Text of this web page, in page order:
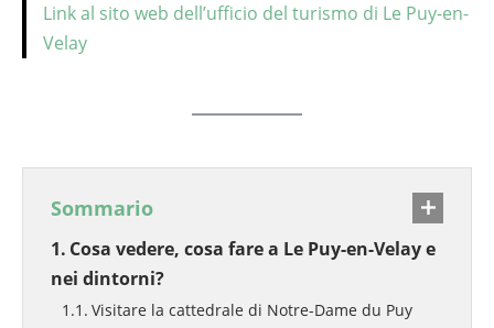
Link al sito web dell’ufficio del turismo di Le Puy-en-
Velay
Sommario
Cosa vedere, cosa fare a Le Puy-en-Velay e
nei dintorni?
Visitare la cattedrale di Notre-Dame du Puy